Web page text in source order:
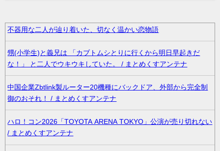
不器用な二人が辿り着いた、切なく温かい恋物語
甥(小学生)と義兄は 「カブトムシとりに行くから明日早起きだ
な！」 と二人でウキウキしていた。 / まとめくすアンテナ
中国企業Zbtlink製ルーター20機種にバックドア、外部から完全制
御のおそれ！ / まとめくすアンテナ
ハロ！コン2026「TOYOTA ARENA TOKYO」公演が売り切れない
/ まとめくすアンテナ